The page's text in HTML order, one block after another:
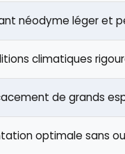
néodyme léger et
climatiques
de grands
optimale sans